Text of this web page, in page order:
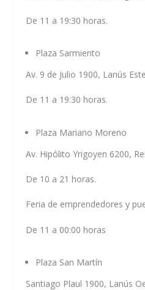
De 11 a 19:30 horas.
Plaza Sarmiento
Av. 9 de Julio 1900, Lanús
De 11 a 19:30 horas.
Plaza Mariano Moreno
Av. Hipólito Yrigoyen 6200,
De 10 a 21 horas.
Feria de emprendedores y
De 11 a 00:00 horas
Plaza San Martín
Santiago Plaul 1900, Lanús